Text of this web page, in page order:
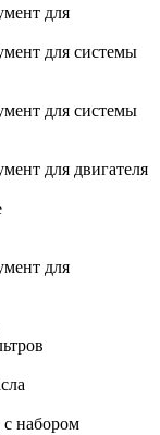
для
для системы
для системы
для двигателя
для
с набором